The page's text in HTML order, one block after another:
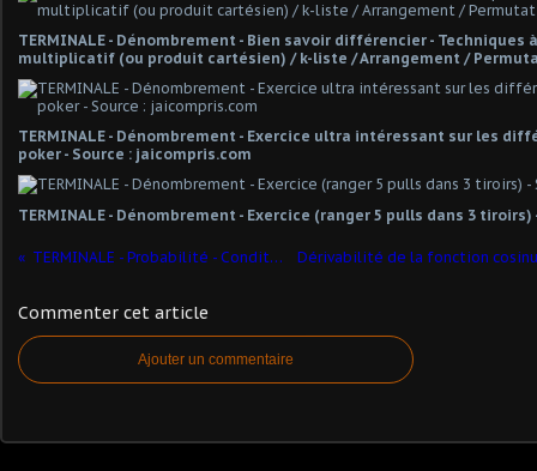
TERMINALE - Dénombrement - Bien savoir différencier - Techniques
multiplicatif (ou produit cartésien) / k-liste / Arrangement /
TERMINALE - Dénombrement - Exercice ultra intéressant sur les
poker - Source : jaicompris.com
TERMINALE - Dénombrement - Exercice (ranger 5 pulls dans 3
TERMINALE - Probabilité - Conditionnement
Commenter cet article
Ajouter un commentaire